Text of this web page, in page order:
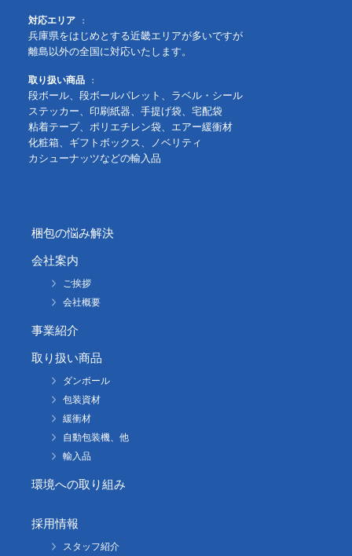
対応エリア
兵庫県をはじめとする近畿エリアが多いですが
離島以外の全国に対応いたします。
取り扱い商品
段ボール、段ボールパレット、ラベル・シール
ステッカー、印刷紙器、手提げ袋、宅配袋
粘着テープ、ポリエチレン袋、エアー緩衝材
化粧箱、ギフトボックス、ノベリティ
カシューナッツなどの輸入品
梱包の悩み解決
会社案内
ご挨拶
会社概要
事業紹介
取り扱い商品
ダンボール
包装資材
緩衝材
自動包装機、他
輸入品
環境への取り組み
採用情報
スタッフ紹介